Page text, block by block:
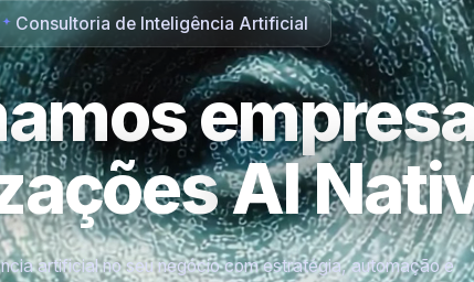
Consultoria de Inteligência Artificial
AI
artificial no seu negócio com estratégia, automação e